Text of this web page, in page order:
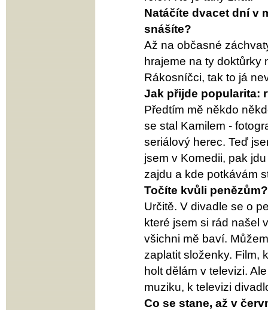
Natáčíte dvacet dní v
snášíte?
Až na občasné
hrajeme na ty doktůrky
Rákosníčci, tak to já
Jak přijde popularita:
Předtím mě někdo
se stal Kamilem -
seriálový herec. Teď
jsem v Komedii, pak
zajdu a kde potkávám
Točíte kvůli penězům?
Určitě. V divadle se o
které jsem si rád našel
všichni mě baví.
zaplatit složenky. Film,
holt dělám v televizi.
muziku, k televizi
Co se stane, až v